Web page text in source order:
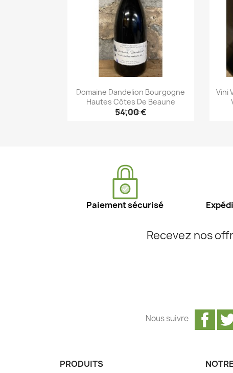
Domaine Dandelion Bourgogne
Hautes Côtes De Beaune
Nature...
54,00 €
Vini
Paiement sécurisé
Recevez nos
Nous suivre
PRODUITS